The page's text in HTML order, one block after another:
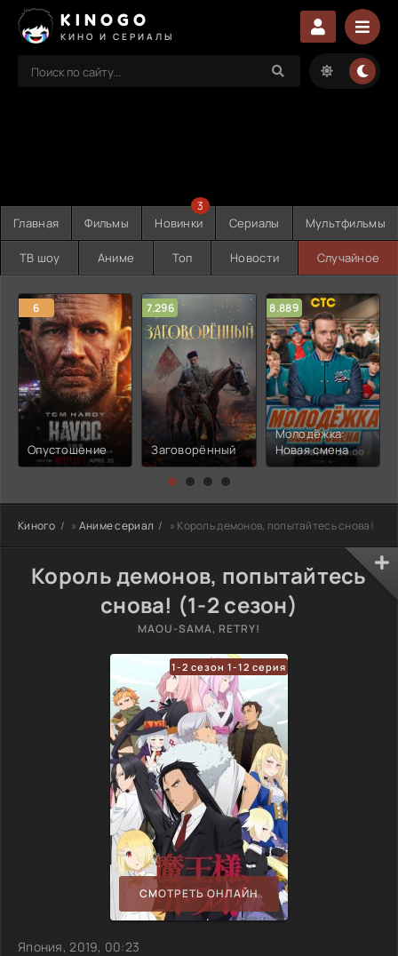
KINOGO
КИНО И СЕРИАЛЫ
Главная Фильмы Новинки
3
Сериалы Мультфильмы
ТВ шоу Аниме Топ Новости Случайное
6
Опустошение
7.296
Заговорённый
8.889
Молодёжка:
Новая смена
Киного » Аниме сериал » Король демонов, попытайтесь снова!
Король демонов, попытайтесь
снова! (1-2 сезон)
MAOU-SAMA, RETRY!
1-2 сезон 1-12 серия
СМОТРЕТЬ ОНЛАЙН
Япония, 2019, 00:23